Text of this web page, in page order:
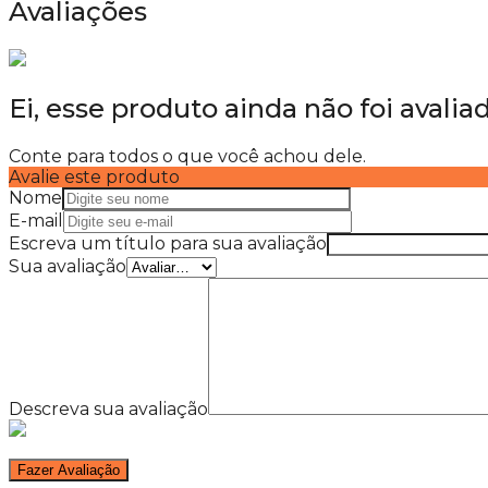
Avaliações
Ei, esse produto ainda não foi
Conte para todos o que você achou dele.
Avalie este produto
Nome
E-mail
Escreva um título para sua avaliação
Sua avaliação
Descreva sua avaliação